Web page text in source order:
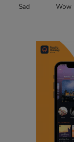
Sad Wow